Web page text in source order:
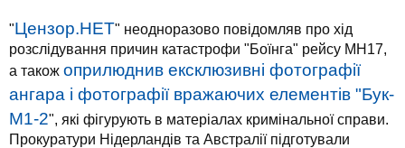
"Цензор.НЕТ" неодноразово повідомляв про хід
розслідування причин катастрофи "Боїнга" рейсу МН17,
а також оприлюднив ексклюзивні фотографії
ангара і фотографії вражаючих елементів "Бук-
М1-2", які фігурують в матеріалах кримінальної справи.
Прокуратури Нідерландів та Австралії підготували